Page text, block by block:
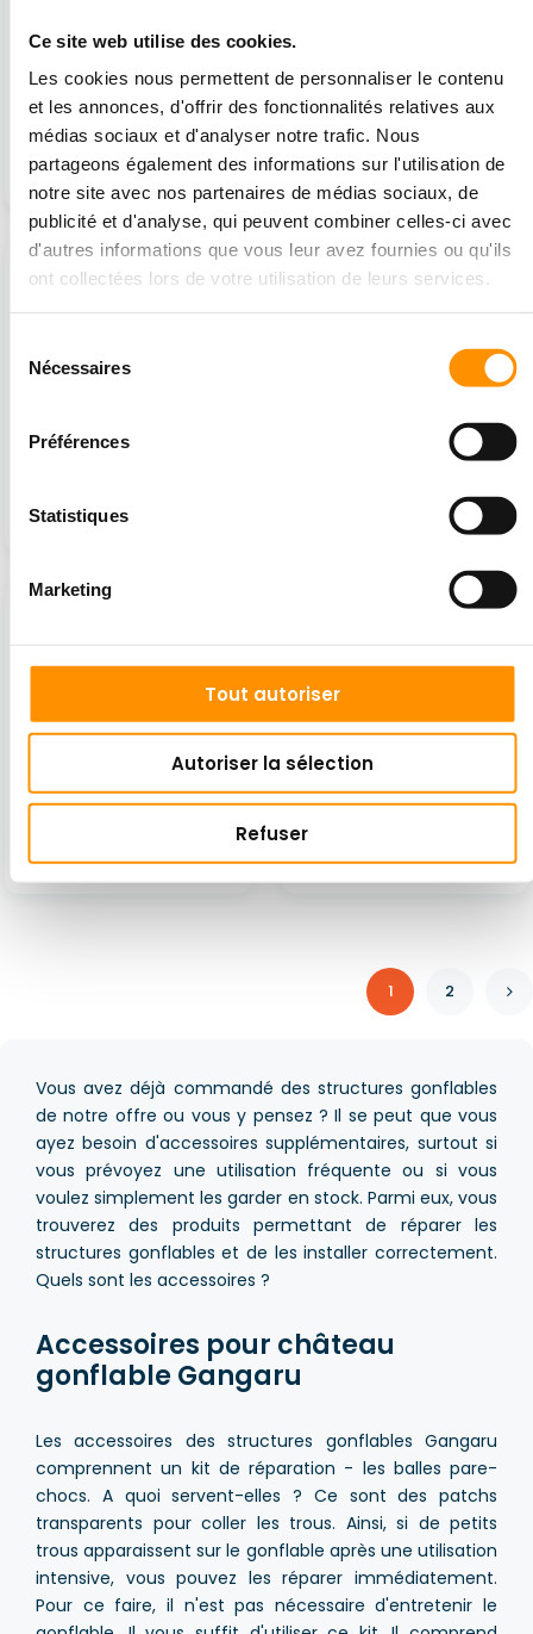
Ce site web utilise des cookies.
Les cookies nous permettent de personnaliser le contenu
et les annonces, d'offrir des fonctionnalités relatives aux
médias sociaux et d'analyser notre trafic. Nous
partageons également des informations sur l'utilisation de
notre site avec nos partenaires de médias sociaux, de
publicité et d'analyse, qui peuvent combiner celles-ci avec
d'autres informations que vous leur avez fournies ou qu'ils
ont collectées lors de votre utilisation de leurs services.
Nécessaires
Préférences
Statistiques
Marketing
Tout autoriser
Autoriser la sélection
Refuser
Soufflerie 350 W
110 €
Housse pour structures
gonflables
En stock
30 €
-12%
1 170 €
60 €
310 €
1 2
Vous avez déjà commandé des structures gonflables
de notre offre ou vous y pensez ? Il se peut que vous
ayez besoin d'accessoires supplémentaires, surtout si
vous prévoyez une utilisation fréquente ou si vous
voulez simplement les garder en stock. Parmi eux, vous
trouverez des produits permettant de réparer les
structures gonflables et de les installer correctement.
Quels sont les accessoires ?
Accessoires pour château
gonflable Gangaru
Les accessoires des structures gonflables Gangaru
comprennent un kit de réparation - les balles pare-
chocs. A quoi servent-elles ? Ce sont des patchs
transparents pour coller les trous. Ainsi, si de petits
trous apparaissent sur le gonflable après une utilisation
intensive, vous pouvez les réparer immédiatement.
Pour ce faire, il n'est pas nécessaire d'entretenir le